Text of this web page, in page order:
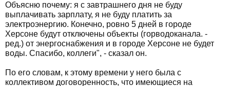
Объясню почему: я с завтрашнего дня не буду
выплачивать зарплату, я не буду платить за
электроэнергию. Конечно, ровно 5 дней в городе
Херсоне будут отключены объекты (горводоканала. -
ред.) от энергоснабжения и в городе Херсоне не будет
воды. Спасибо, коллеги", - сказал он.
По его словам, к этому времени у него была с
коллективом договоренность, что имеющиеся на